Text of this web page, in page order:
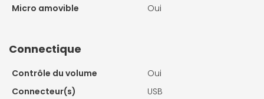
Micro amovible Oui
Connectique
Contrôle du volume
Oui
Connecteur(s)
USB